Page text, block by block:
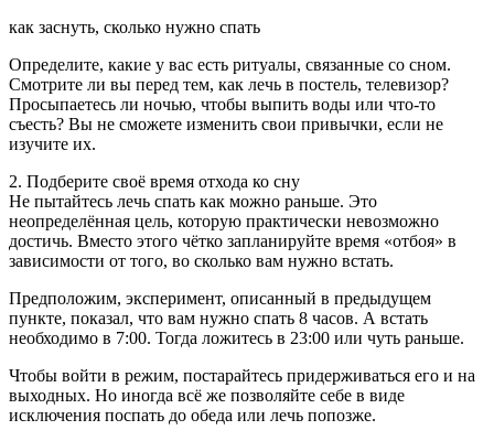
как заснуть, сколько нужно спать
Определите, какие у вас есть ритуалы, связанные со сном.
Смотрите ли вы перед тем, как лечь в постель, телевизор?
Просыпаетесь ли ночью, чтобы выпить воды или что-то
съесть? Вы не сможете изменить свои привычки, если не
изучите их.
2. Подберите своё время отхода ко сну
Не пытайтесь лечь спать как можно раньше. Это
неопределённая цель, которую практически невозможно
достичь. Вместо этого чётко запланируйте время «отбоя» в
зависимости от того, во сколько вам нужно встать.
Предположим, эксперимент, описанный в предыдущем
пункте, показал, что вам нужно спать 8 часов. А встать
необходимо в 7:00. Тогда ложитесь в 23:00 или чуть раньше.
Чтобы войти в режим, постарайтесь придерживаться его и на
выходных. Но иногда всё же позволяйте себе в виде
исключения поспать до обеда или лечь попозже.